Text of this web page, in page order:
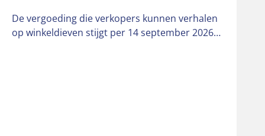
De vergoeding die verkopers kunnen verhalen
op winkeldieven stijgt per 14 september 2026